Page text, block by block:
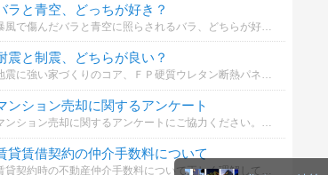
ラと青空、どっちが好き？
暴風で傷んだバラと青空に照らされるバラ、どちらが好みですか？
震と制震、どちらが良い？
地震に強い家づくりのコア、ＦＰ硬質ウレタン断熱パネルの効果について。耐震と制震について、どちらが良いか選択してください。
ンション売却に関するアンケート
マンション売却に関するアンケートにご協力ください。あなたの意見が他の方の参考になります。
貸賃借契約の仲介手数料について
賃貸契約時の不動産仲介手数料について正しく理解していますか？誰が支払うべきで、どのように計算されるのかを確認しましょう。